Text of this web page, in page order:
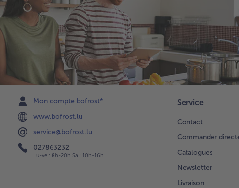
Mon compte bofrost*
www.bofrost.lu
service@bofrost.lu
027863232
Lu-ve : 8h-20h Sa : 10h-16h
Service
Contact
Commander
Catalogues
Newsletter
Livraison